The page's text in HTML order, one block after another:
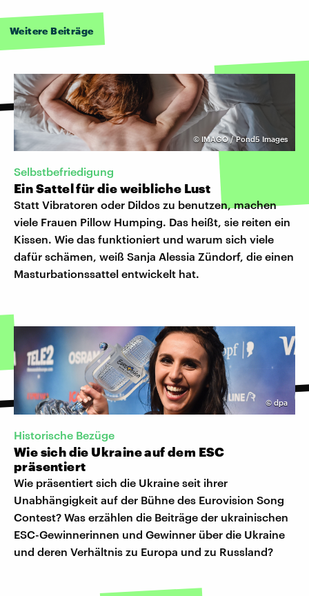
Weitere Beiträge
© IMAGO / Pond5 Images
Selbstbefriedigung
Ein Sattel für die weibliche Lust
Statt Vibratoren oder Dildos zu benutzen, machen
viele Frauen Pillow Humping. Das heißt, sie reiten ein
Kissen. Wie das funktioniert und warum sich viele
dafür schämen, weiß Sanja Alessia Zündorf, die einen
Masturbationssattel entwickelt hat.
© dpa
Historische Bezüge
Wie sich die Ukraine auf dem ESC
präsentiert
Wie präsentiert sich die Ukraine seit ihrer
Unabhängigkeit auf der Bühne des Eurovision Song
Contest? Was erzählen die Beiträge der ukrainischen
ESC-Gewinnerinnen und Gewinner über die Ukraine
und deren Verhältnis zu Europa und zu Russland?